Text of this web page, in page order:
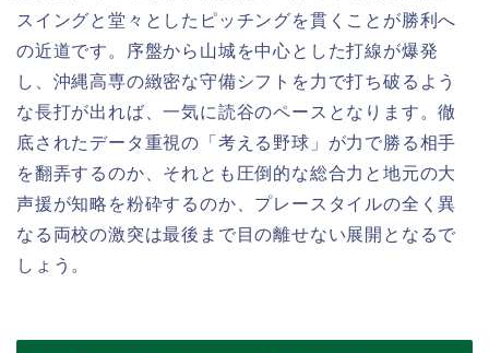
スイングと堂々としたピッチングを貫くことが勝利へ
の近道です。序盤から山城を中心とした打線が爆発
し、沖縄高専の緻密な守備シフトを力で打ち破るよう
な長打が出れば、一気に読谷のペースとなります。徹
底されたデータ重視の「考える野球」が力で勝る相手
を翻弄するのか、それとも圧倒的な総合力と地元の大
声援が知略を粉砕するのか、プレースタイルの全く異
なる両校の激突は最後まで目の離せない展開となるで
しょう。